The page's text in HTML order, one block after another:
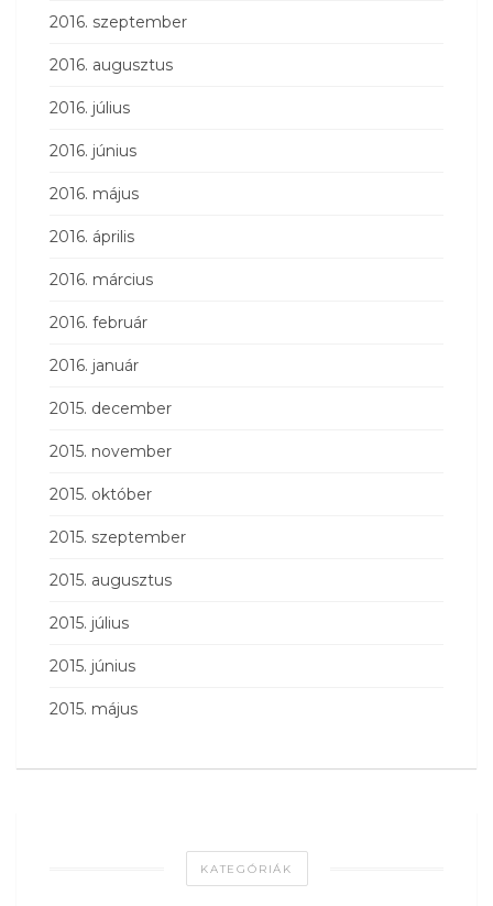
2016. szeptember
2016. augusztus
2016. július
2016. június
2016. május
2016. április
2016. március
2016. február
2016. január
2015. december
2015. november
2015. október
2015. szeptember
2015. augusztus
2015. július
2015. június
2015. május
KATEGÓRIÁK